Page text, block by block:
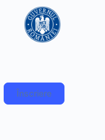
Înscriere